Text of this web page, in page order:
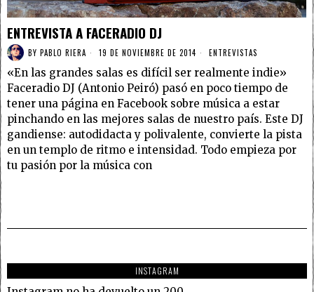
ENTREVISTA A FACERADIO DJ
BY PABLO RIERA 19 DE NOVIEMBRE DE 2014 ENTREVISTAS
«En las grandes salas es difícil ser realmente indie»
Faceradio DJ (Antonio Peiró) pasó en poco tiempo de
tener una página en Facebook sobre música a estar
pinchando en las mejores salas de nuestro país. Este DJ
gandiense: autodidacta y polivalente, convierte la pista
en un templo de ritmo e intensidad. Todo empieza por
tu pasión por la música con
INSTAGRAM